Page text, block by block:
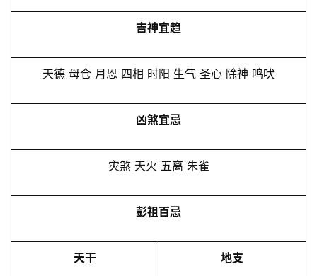
吉神宜趋
天德 母仓 月恩 四相 时阳 生气 圣心 除神 鸣吠
凶煞宜忌
灾煞 天火 五离 朱雀
彭祖百忌
天干 地支